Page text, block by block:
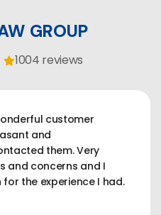
GROUP
1004 reviews
customer
and
them. Very
and concerns and I
the experience I had.